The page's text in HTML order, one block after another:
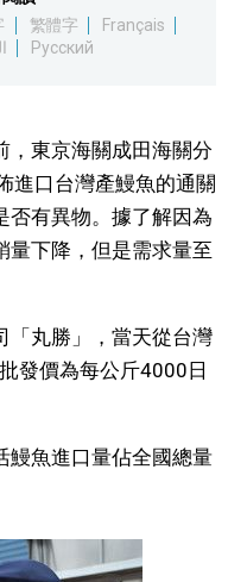
繁體字
Français
Русский
，東京海關成田海關分
進口台灣產鰻魚的通關
否有異物。據了解因為
量下降，但是需求量至
「丸勝」，當天從台灣
發價為每公斤4000日
鰻魚進口量佔全國總量